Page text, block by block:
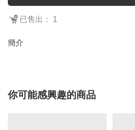
已售出： 1
簡介
你可能感興趣的商品